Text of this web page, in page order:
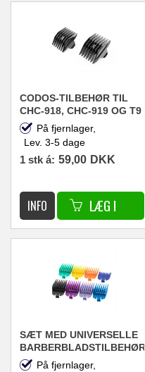
CODOS-TILBEHØR TIL
CHC-918, CHC-919 OG T9
KLIPPEMASKINER
På fjernlager,
Lev. 3-5 dage
1 stk á: 59,00 DKK
SÆT MED UNIVERSELLE
BARBERBLADSTILBEHØR,
8 STK.På fjernlager,